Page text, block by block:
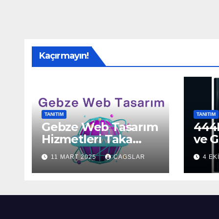
Kaçırmayın!
TANITIM
Gebze Web Tasarım
Hizmetleri Taka
Bilişim’de!
11 MART 2025 CAGSLAR
TANITIM
ve
4